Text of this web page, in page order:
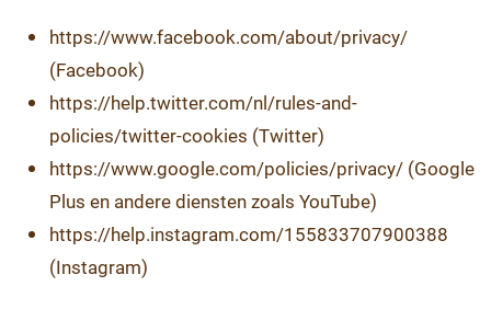
https://www.facebook.com/about/privacy/
(Facebook)
https://help.twitter.com/nl/rules-and-
policies/twitter-cookies (Twitter)
https://www.google.com/policies/privacy/ (Google
Plus en andere diensten zoals YouTube)
https://help.instagram.com/155833707900388
(Instagram)